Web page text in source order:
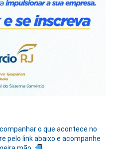
o que acontece no
pelo link abaixo e acompanhe